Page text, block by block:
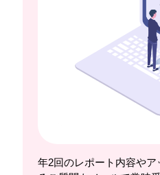
年2回のレポート内容や